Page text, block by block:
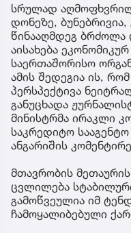
სრულად
დონეზე,
წინააღმდეგ
აისახება
საერთაშორისო
ამის შედეგია ის,
პერსპექტივა
განუცხადა
მინისტრმა ირაკლი
საკრედიტო სააგენტო
ანგარიშის
მთავრობის
ცვლილება
გამოწვეულია იმ
ჩამოყალიბებული